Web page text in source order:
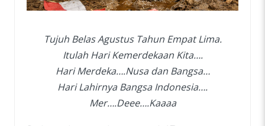
Tujuh Belas Agustus Tahun Empat Lima.
Itulah Hari Kemerdekaan Kita….
Hari Merdeka….Nusa dan Bangsa…
Hari Lahirnya Bangsa Indonesia….
Mer….Deee….Kaaaa